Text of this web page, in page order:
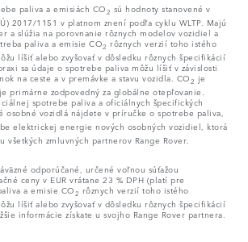
paliva a emisiách CO2 sú hodnoty stanovené v
2017/1151 v platnom znení podľa cyklu WLTP. Majú
a slúžia na porovnanie rôznych modelov vozidiel a
paliva a emisie CO2 rôznych verzií toho istého
líšiť alebo zvyšovať v dôsledku rôznych špecifikácií
sa údaje o spotrebe paliva môžu líšiť v závislosti
na ceste a v premávke a stavu vozidla. CO2 je
primárne zodpovedný za globálne otepľovanie.
spotrebe paliva a oficiálnych špecifických
osobné vozidlá nájdete v príručke o spotrebe paliva,
elektrickej energie nových osobných vozidiel, ktorá
všetkých zmluvných partnerov Range Rover.
odporúčané, určené voľnou súťažou
ceny v EUR vrátane 23 % DPH (platí pre
a emisie CO2 rôznych verzií toho istého
líšiť alebo zvyšovať v dôsledku rôznych špecifikácií
informácie získate u svojho Range Rover partnera.